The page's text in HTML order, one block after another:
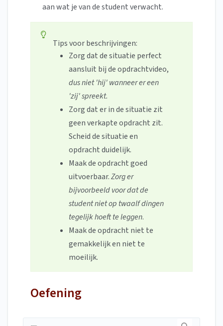
aan wat je van de student verwacht.
Tips voor beschrijvingen:
Zorg dat de situatie perfect
aansluit bij de opdrachtvideo,
dus niet 'hij' wanneer er een
'zij' spreekt.
Zorg dat er in de situatie zit
geen verkapte opdracht zit.
Scheid de situatie en
opdracht duidelijk.
Maak de opdracht goed
uitvoerbaar.Zorg er
bijvoorbeeld voor dat de
student niet op twaalf dingen
tegelijk hoeft te leggen.
Maak de opdracht niet te
gemakkelijk en niet te
moeilijk.
Oefening